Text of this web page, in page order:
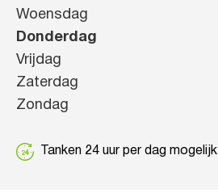
Woensdag
Donderdag
Vrijdag
Zaterdag
Zondag
Tanken 24 uur per dag mogelijk